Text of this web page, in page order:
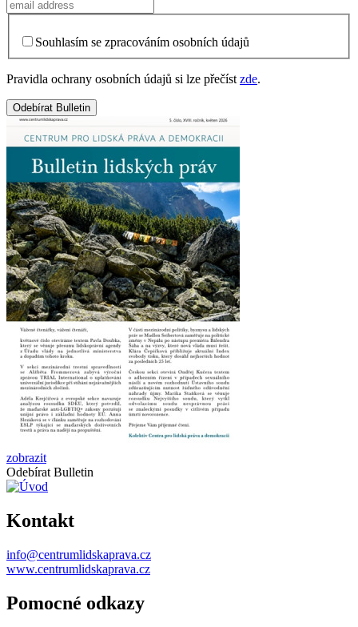
Souhlasím se zpracováním osobních údajů
Pravidla ochrany osobních údajů si lze přečístzde.
zobrazit
Odebírat Bulletin
Kontakt
info@centrumlidskaprava.cz
www.centrumlidskaprava.cz
Pomocné odkazy